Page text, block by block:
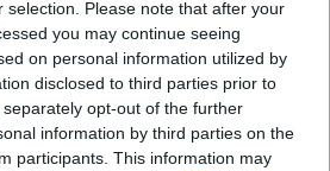
selection. Please note that after your
you may continue seeing
on personal information utilized by
disclosed to third parties prior to
opt-out of the further
information by third parties on the
participants. This information may